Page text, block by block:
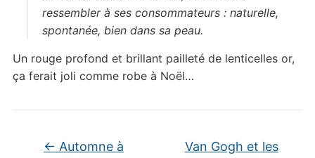
ressembler à ses consommateurs : naturelle,
spontanée, bien dans sa peau.
Un rouge profond et brillant pailleté de lenticelles or,
ça ferait joli comme robe à Noël…
← Automne à
Van Gogh et les